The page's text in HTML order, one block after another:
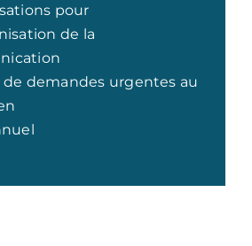
pour
de la
de demandes urgentes au